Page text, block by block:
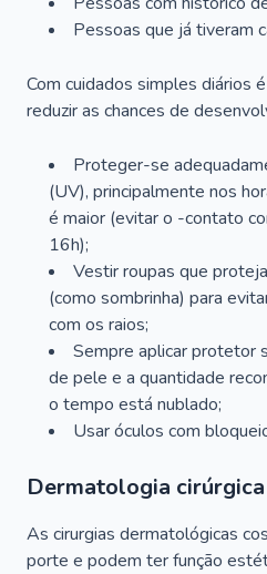
Pessoas que já tiveram
Com cuidados simples diários
reduzir as chances de
Proteger-se
(UV), principalmente nos
é maior (evitar o -contato
16h);
Vestir roupas que
(como sombrinha) para
com os raios;
Sempre aplicar protetor
de pele e a quantidade
o tempo está nublado;
Usar óculos com
Dermatologia cirúrgica
As cirurgias dermatológicas
porte e podem ter função